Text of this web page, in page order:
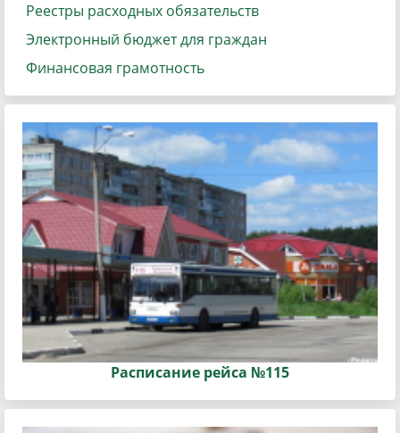
Реестры расходных обязательств
Электронный бюджет для граждан
Финансовая грамотность
Расписание рейса №115